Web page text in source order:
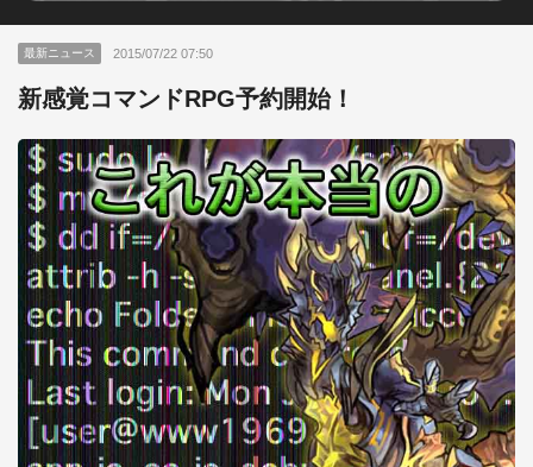
最新ニュース 2015/07/22 07:50
新感覚コマンドRPG予約開始！